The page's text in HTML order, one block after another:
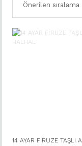
14 AYAR FİRUZE TAŞLI